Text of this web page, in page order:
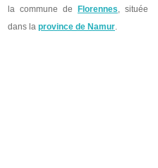
la commune de
Florennes, située
dans la province de Namur.